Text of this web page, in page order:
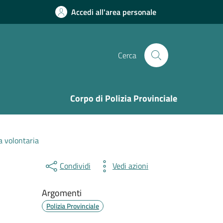
Accedi all'area personale
Cerca
Corpo di Polizia Provinciale
volontaria
Condividi Vedi azioni
Argomenti
Polizia Provinciale